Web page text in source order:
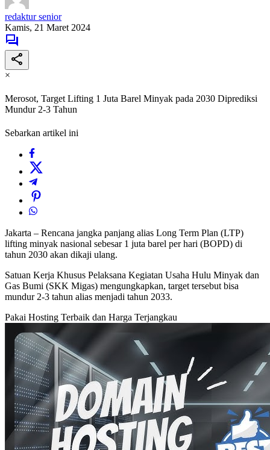
redaktur senior
Kamis, 21 Maret 2024
×
Merosot, Target Lifting 1 Juta Barel Minyak pada 2030 Diprediksi
Mundur 2-3 Tahun
Sebarkan artikel ini
Jakarta – Rencana jangka panjang alias Long Term Plan (LTP)
lifting minyak nasional sebesar 1 juta barel per hari (BOPD) di
tahun 2030 akan dikaji ulang.
Satuan Kerja Khusus Pelaksana Kegiatan Usaha Hulu Minyak dan
Gas Bumi (SKK Migas) mengungkapkan, target tersebut bisa
mundur 2-3 tahun alias menjadi tahun 2033.
Pakai Hosting Terbaik dan Harga Terjangkau